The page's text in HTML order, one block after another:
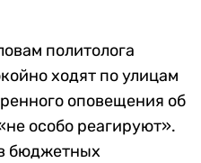
политолога
ходят по улицам
оповещения об
особо реагируют».
бюджетных